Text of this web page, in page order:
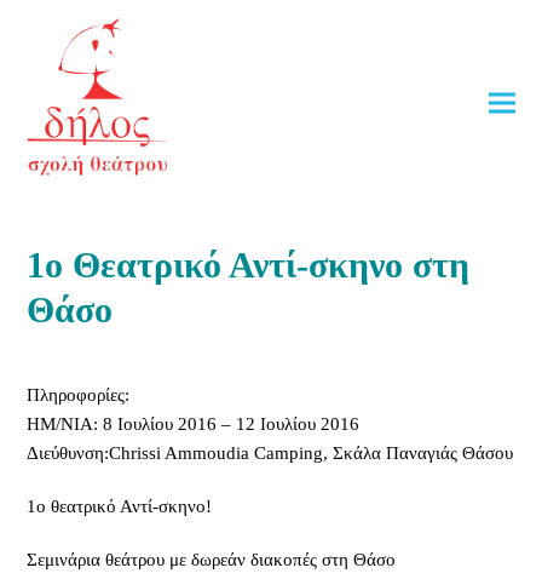
1ο Θεατρικό Αντί-σκηνο στη
Θάσο
Πληροφορίες:
ΗΜ/ΝΙΑ: 8 Ιουλίου 2016 – 12 Ιουλίου 2016
Διεύθυνση:Chrissi Ammoudia Camping, Σκάλα Παναγιάς Θάσου
1ο θεατρικό Αντί-σκηνο!
Σεμινάρια θεάτρου με δωρεάν διακοπές στη Θάσο